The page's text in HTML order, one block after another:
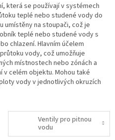
která se používají v systémech
teplé nebo studené vody do
umístěny na stoupači, což je
teplé nebo studené vody s
chlazení. Hlavním účelem
vody, což umožňuje
místnostech nebo zónách a
celém objektu. Mohou také
vody v jednotlivých okruzích
Ventily pro pitnou
vodu